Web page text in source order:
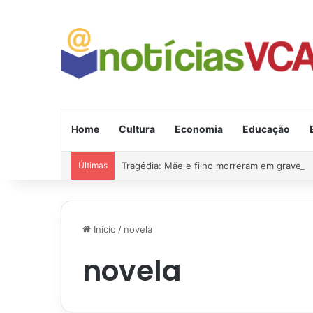
Home Cultura Economia Educação
Últimas Tragédia: Mãe e filho morreram em grave
Início / novela
novela